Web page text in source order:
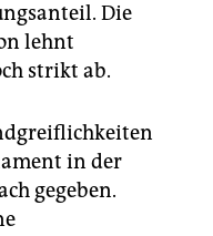
Die
lehnt
strikt ab.
in der
gegeben.